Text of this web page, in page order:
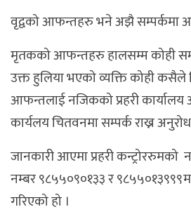
वृद्वको आफन्तहरु भने अझै सम्पर्कमा
मृतकको आफन्तहरु हालसम्म कोही
उक्त हुलिया भएको व्यक्ति कोही कसैले
आफन्तलाई नजिकको प्रहरी कार्यालय
कार्यलय चितवनमा सम्पर्क राख्न
जानकारी आएमा प्रहरी कन्ट्रोररुमको
नम्बर ९८५५०९०१३३ र
गरिएको हो ।